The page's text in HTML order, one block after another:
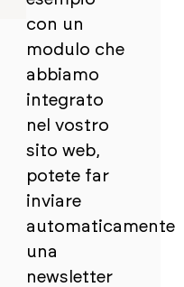
con un
modulo che
abbiamo
integrato
nel vostro
sito web,
potete far
inviare
automaticamente
una
newsletter